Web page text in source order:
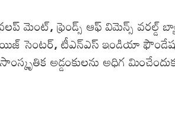
మెంట్,ఫ్రెండ్స్ ఆఫ్ విమెన్స్ వరల్డ్
సెంటర్,టీఎన్ఎస్ ఇండియా
సాంస్కృతిక అడ్డంకులను అధిగ